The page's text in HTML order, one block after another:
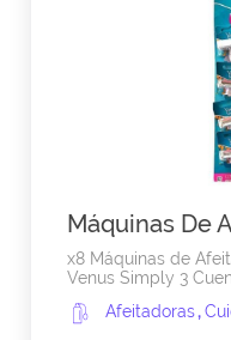
Máquinas De
x8 Máquinas de
Venus Simply 3
Afeitadoras,